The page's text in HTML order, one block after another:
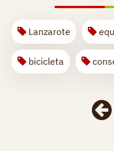
Lanzarote
bicicleta